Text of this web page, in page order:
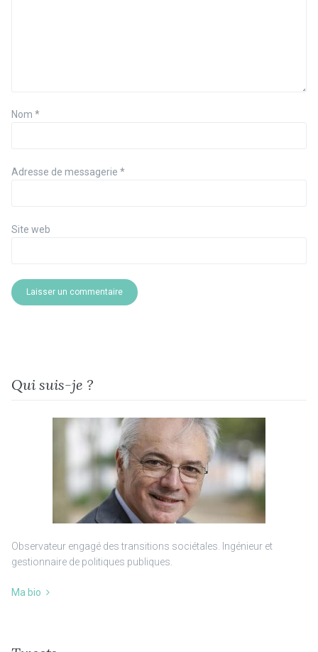
Nom *
Adresse de messagerie *
Site web
Qui suis-je ?
Observateur engagé des transitions sociétales. Ingénieur et
gestionnaire de politiques publiques.
Ma bio